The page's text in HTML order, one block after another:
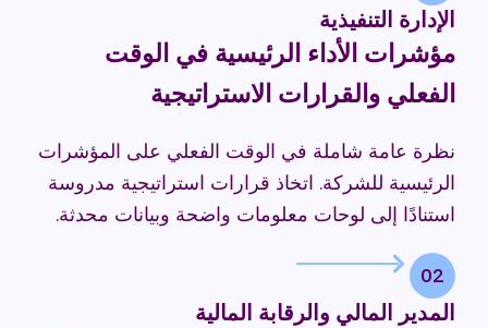
الإدارة التنفيذية
مؤشرات الأداء الرئيسية في الوقت
الفعلي والقرارات الاستراتيجية
نظرة عامة شاملة في الوقت الفعلي على المؤشرات
الرئيسية للشركة. اتخاذ قرارات استراتيجية مدروسة
استنادًا إلى لوحات معلومات واضحة وبيانات محدثة.
02
المدير المالي والرقابة المالية